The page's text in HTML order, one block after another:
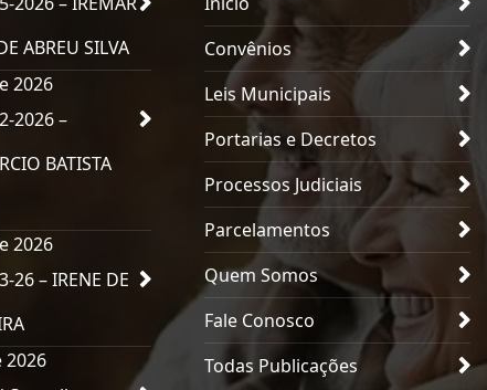
ABREU SILVA
2026
2026 –
BATISTA
2026
26 – IRENE DE
2026
Convênios
Leis Municipais
Portarias e Decretos
Processos Judiciais
Parcelamentos
Quem Somos
Fale Conosco
Todas Publicações